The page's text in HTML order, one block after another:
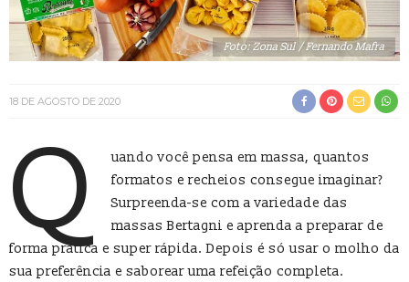
Foto: Zona Sul / Fernando Mafra
18 DE AGOSTO DE 2020
Q
uando você pensa em massa, quantos
formatos e recheios consegue imaginar?
Surpreenda-se com a variedade das
massas Bertagni e aprenda a preparar de
forma prática e super rápida. Depois é só usar o molho da
sua preferência e saborear uma refeição completa.